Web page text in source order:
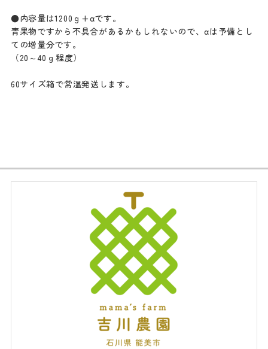
●内容量は1200ｇ+αです。
青果物ですから不具合があるかもしれないので、αは予備とし
ての増量分です。
（20～40ｇ程度）
60サイズ箱で常温発送します。